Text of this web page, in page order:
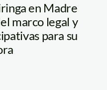
en Madre
marco legal y
para su